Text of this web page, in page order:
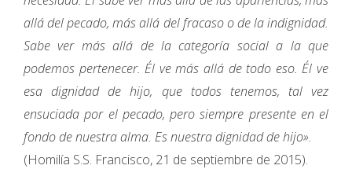
allá del pecado, más allá del fracaso o de la indignidad.
Sabe ver más allá de la categoría social a la que
podemos pertenecer. Él ve más allá de todo eso. Él ve
esa dignidad de hijo, que todos tenemos, tal vez
ensuciada por el pecado, pero siempre presente en el
fondo de nuestra alma. Es nuestra dignidad de hijo».
(Homilía S.S. Francisco, 21 de septiembre de 2015).